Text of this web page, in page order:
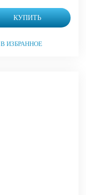
КУПИТЬ
В ИЗБРАННОЕ